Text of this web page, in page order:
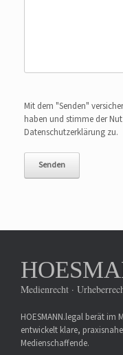
Mit dem "Senden"
haben und stimme der
Datenschutzerklärung zu.
Medienrecht ·
HOESMANN.legal berät im
entwickelt klare,
Medienschaffende.